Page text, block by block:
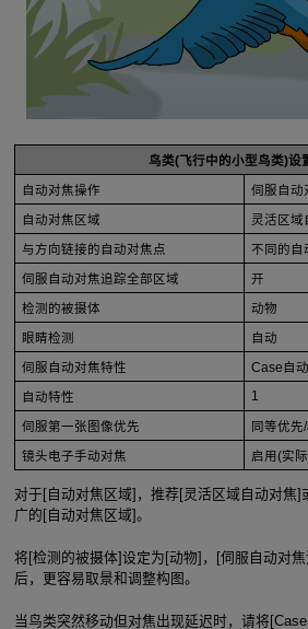
鸟类(飞行中的小型鸟类)设
自动对焦操作 伺服自动
自动对焦区域 灵活区域
与方向链接的自动对焦点 不同的自
伺服自动对焦追踪全部区域 开
检测的被摄体 动物
眼睛检测 自动
伺服自动对焦特性 Case自动
自动特性 1
伺服第一张图像优先 同等优先
镜头电子手动对焦 启用(实
对于[自动对焦区域]，推荐[灵活区域自动对焦]
广的[自动对焦区域]。
将[检测的被摄体]设定为[动物]，[伺服自动对
后，更容易取景和调整构图。
当鸟类突然移动但对焦出现延迟时，请将